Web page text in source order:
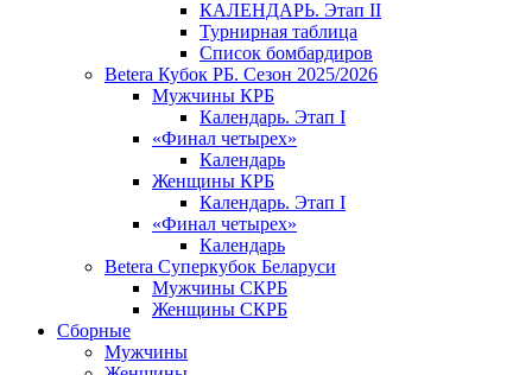
КАЛЕНДАРЬ. Этап II
Турнирная таблица
Список бомбардиров
Betera Кубок РБ. Сезон 2025/2026
Мужчины КРБ
Календарь. Этап I
«Финал четырех»
Календарь
Женщины КРБ
Календарь. Этап I
«Финал четырех»
Календарь
Betera Суперкубок Беларуси
Мужчины СКРБ
Женщины СКРБ
Сборные
Мужчины